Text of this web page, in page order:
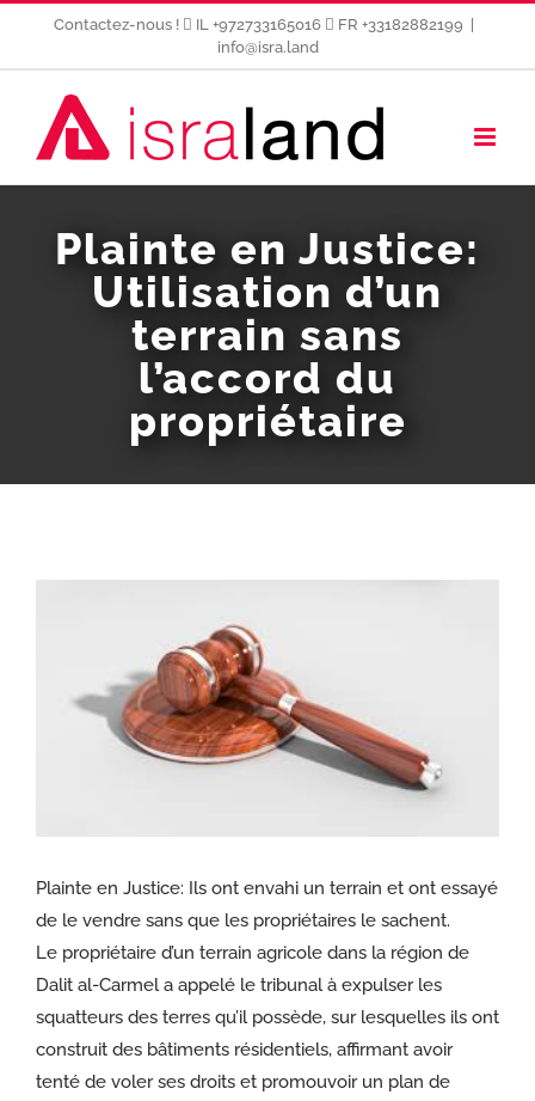
Contactez-nous ! IL +972733165016 FR +33182882199
info@isra.land
Plainte en Justice:
Utilisation d’un
terrain sans
l’accord du
propriétaire
Plainte en Justice: Ils ont envahi un terrain et ont essayé
de le vendre sans que les propriétaires le sachent.
Le propriétaire d’un terrain agricole dans la région de
Dalit al-Carmel a appelé le tribunal à expulser les
squatteurs des terres qu’il possède, sur lesquelles ils ont
construit des bâtiments résidentiels, affirmant avoir
tenté de voler ses droits et promouvoir un plan de